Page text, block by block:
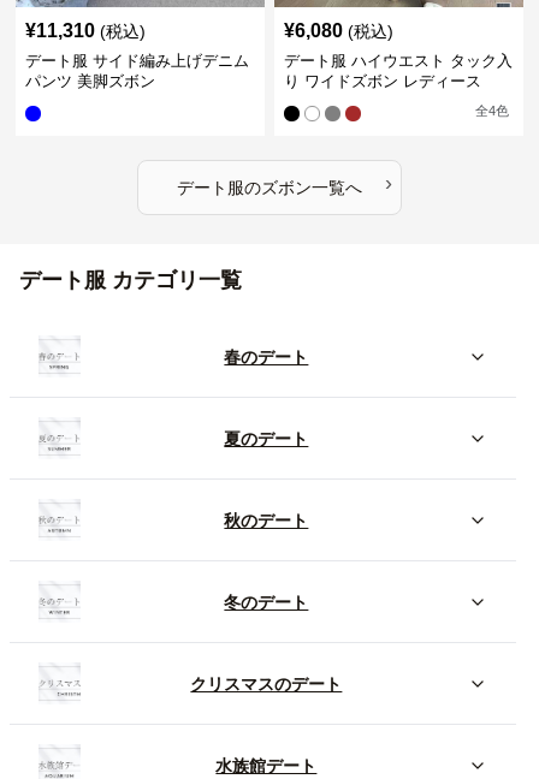
¥11,310 (税込)
デート服 サイド編み上げデニム
パンツ 美脚ズボン
¥6,080 (税込)
デート服 ハイウエスト タック入
り ワイドズボン レディース
全4色
デート服のズボン一覧へ ›
デート服 カテゴリ一覧
春のデート
夏のデート
秋のデート
冬のデート
クリスマスのデート
水族館デート